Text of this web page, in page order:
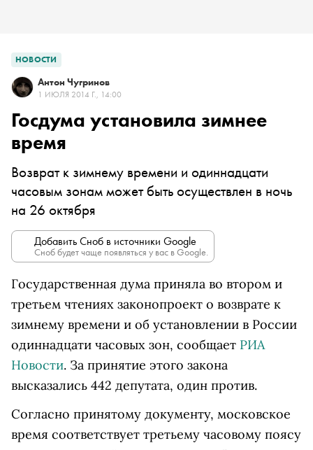
НОВОСТИ
Антон Чугринов
1 ИЮЛЯ 2014 Г., 14:00
Госдума установила зимнее
время
Возврат к зимнему времени и одиннадцати
часовым зонам может быть осуществлен в ночь
на 26 октября
Добавить Сноб в источники Google
Сноб будет чаще появляться у вас в Google.
Государственная дума приняла во втором и
третьем чтениях законопроект о возврате к
зимнему времени и об установлении в России
одиннадцати часовых зон, сообщает РИА
Новости. За принятие этого закона
высказались 442 депутата, один против.
Согласно принятому документу, московское
время соответствует третьему часовому поясу